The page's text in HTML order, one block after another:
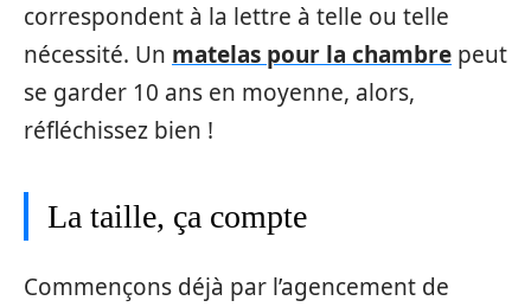
correspondent à la lettre à telle ou telle
nécessité. Un matelas pour la chambre peut
se garder 10 ans en moyenne, alors,
réfléchissez bien !
La taille, ça compte
Commençons déjà par l’agencement de